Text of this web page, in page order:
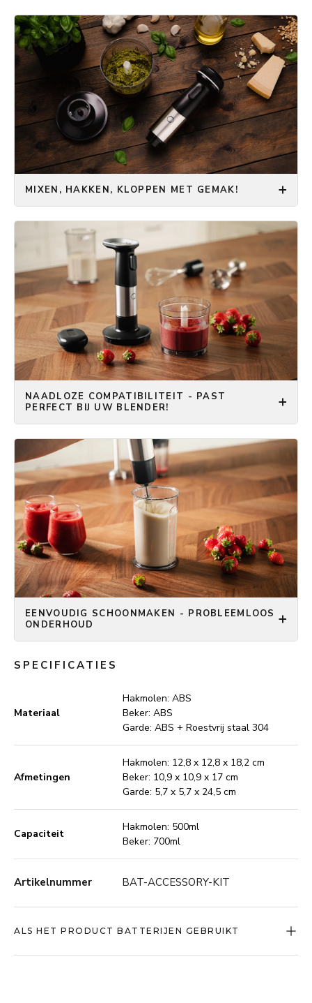
MIXEN, HAKKEN, KLOPPEN MET GEMAK!
NAADLOZE COMPATIBILITEIT - PAST
PERFECT BIJ UW BLENDER!
EENVOUDIG SCHOONMAKEN - PROBLEEMLOOS
ONDERHOUD
SPECIFICATIES
Materiaal
Hakmolen: ABS
Beker: ABS
Garde: ABS + Roestvrij staal 304
Afmetingen
Hakmolen: 12,8 x 12,8 x 18,2 cm
Beker: 10,9 x 10,9 x 17 cm
Garde: 5,7 x 5,7 x 24,5 cm
Capaciteit
Hakmolen: 500ml
Beker: 700ml
Artikelnummer BAT-ACCESSORY-KIT
ALS HET PRODUCT BATTERIJEN GEBRUIKT